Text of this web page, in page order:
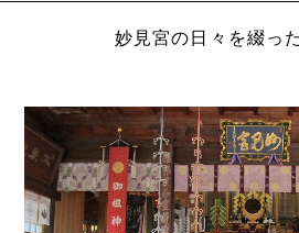
妙見宮の日々を綴っ